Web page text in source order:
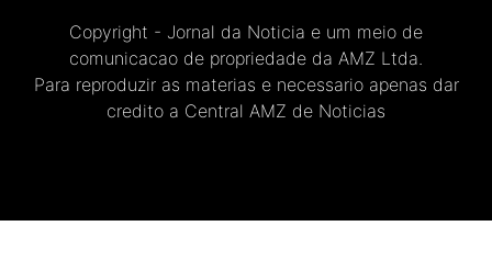
Copyright - Jornal da Noticia e um meio de
comunicacao de propriedade da AMZ Ltda.
Para reproduzir as materias e necessario apenas dar
credito a Central AMZ de Noticias